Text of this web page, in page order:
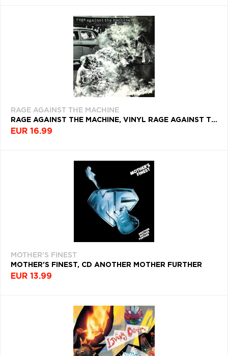
RAGE AGAINST THE MACHINE
RAGE AGAINST THE MACHINE, VINYL RAGE AGAINST THE MACHINE
EUR 16.99
MOTHER'S FINEST
MOTHER'S FINEST, CD ANOTHER MOTHER FURTHER
EUR 13.99